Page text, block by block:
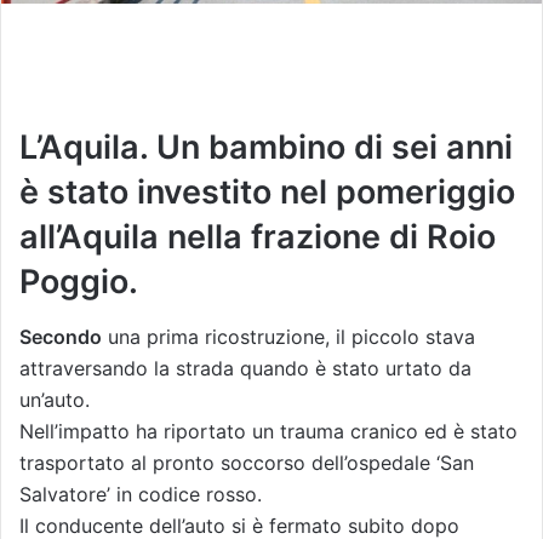
L’Aquila. Un bambino di sei anni
è stato investito nel pomeriggio
all’Aquila nella frazione di Roio
Poggio.
Secondo una prima ricostruzione, il piccolo stava
attraversando la strada quando è stato urtato da
un’auto.
Nell’impatto ha riportato un trauma cranico ed è stato
trasportato al pronto soccorso dell’ospedale ‘San
Salvatore’ in codice rosso.
Il conducente dell’auto si è fermato subito dopo